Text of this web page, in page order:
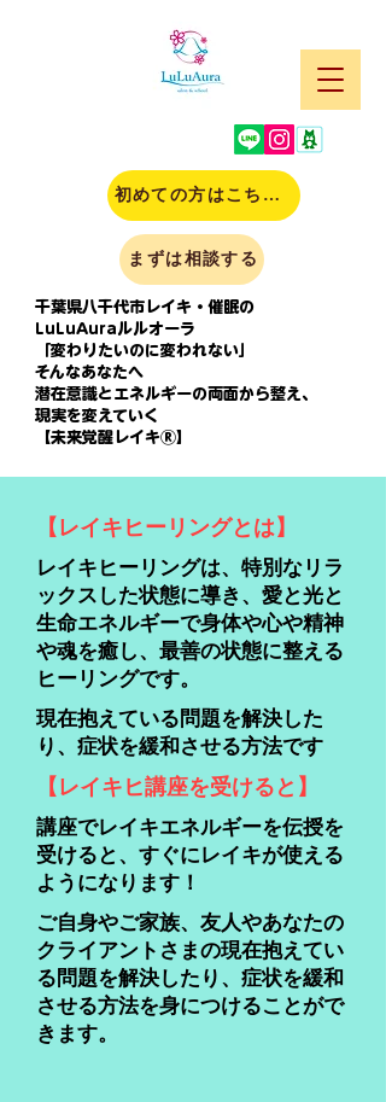
千葉県八千代市レイキ・催眠の
LuLuAuraルルオーラ
「変わりたいのに変われない」
そんなあなたへ
潜在意識とエネルギーの両面から整え、
現実を変えていく
【未来覚醒レイキⓇ】
初めての方はこちら(申込)
まずは相談する
【レイキヒーリングとは】
レイキヒーリングは、特別なリラ
ックスした状態に導き、愛と光と
生命エネルギーで身体や心や精神
や魂を癒し、最善の状態に整える
ヒーリングです。
現在抱えている問題を解決した
り、症状を緩和させる方法です
【レイキヒ講座を受けると】
講座でレイキエネルギーを伝授を
受けると、すぐにレイキが使える
ようになります！
ご自身やご家族、友人やあなたの
クライアントさまの現在抱えてい
る問題を解決したり、症状を緩和
させる方法を身につけることがで
きます。